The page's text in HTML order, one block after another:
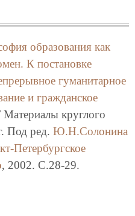
образования как
К постановке
гуманитарное
и гражданское
круглого
Под ред. Ю.Н.Солонина
Петербургское
, 2002. C.28-29.